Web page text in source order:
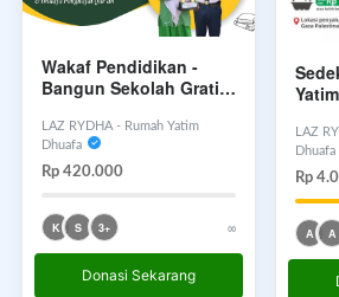
Wakaf Pendidikan -
Bangun Sekolah Gratis
Penghafal Qur’an
LAZ RYDHA - Rumah Yatim
Dhuafa
Rp 420.000
K S 3+ ∞
Donasi Sekarang
LAZ
Dhuafa
Rp
A A